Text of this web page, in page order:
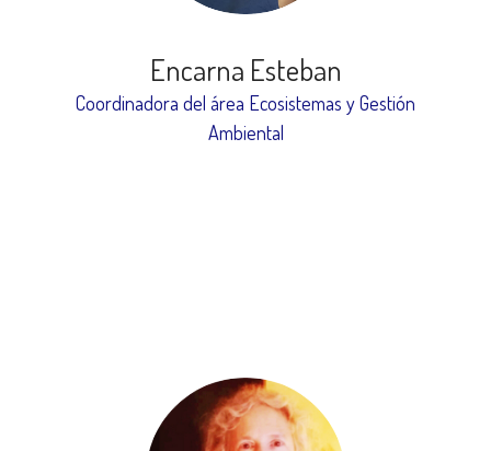
Encarna Esteban
Coordinadora del área Ecosistemas y Gestión
Ambiental